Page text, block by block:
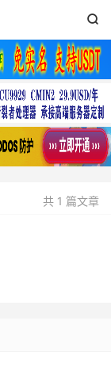

共 1 篇文章